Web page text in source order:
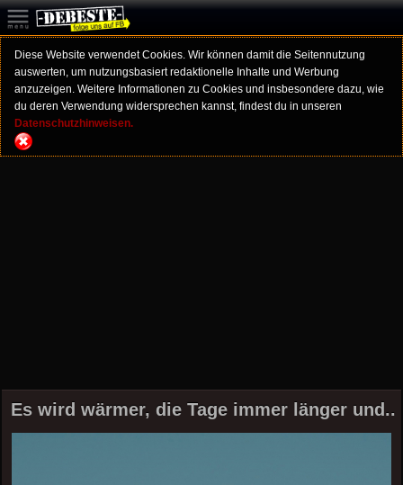
Diese Website verwendet Cookies. Wir können damit die Seitennutzung
auswerten, um nutzungsbasiert redaktionelle Inhalte und Werbung
anzuzeigen. Weitere Informationen zu Cookies und insbesondere dazu, wie
du deren Verwendung widersprechen kannst, findest du in unseren
Datenschutzhinweisen.
Es wird wärmer, die Tage immer länger und..